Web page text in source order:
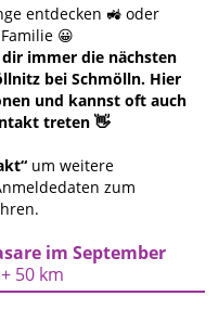
entdecken 🚜 oder
😀
immer die nächsten
bei Schmölln. Hier
und kannst oft auch
treten 👋
um weitere
zum
im September
+ 50 km